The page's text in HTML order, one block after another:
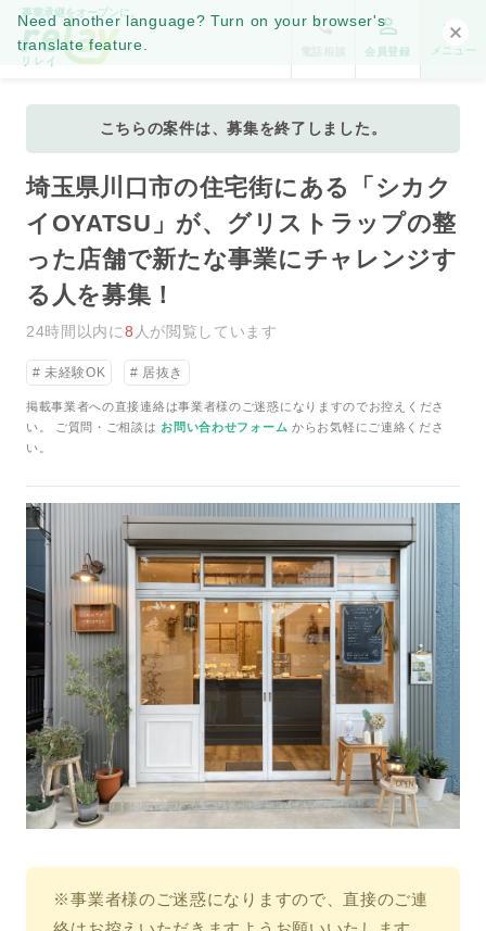
Need another language? Turn on your browser's
translate feature.
事業承継をオープンに。
会員登録 メニュー
こちらの案件は、募集を終了しました。
埼玉県川口市の住宅街にある「シカク
イOYATSU」が、グリストラップの整
った店舗で新たな事業にチャレンジす
る人を募集！
24時間以内に8 人が閲覧しています
未経験OK 居抜き
掲載事業者への直接連絡は事業者様のご迷惑になりますのでお控えくださ
い。 ご質問・ご相談は お問い合わせフォーム からお気軽にご連絡くださ
い。
※事業者様のご迷惑になりますので、直接のご連